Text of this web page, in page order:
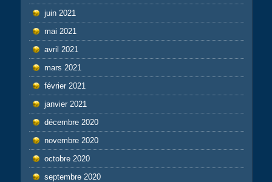
juin 2021
mai 2021
avril 2021
mars 2021
février 2021
janvier 2021
décembre 2020
novembre 2020
octobre 2020
septembre 2020